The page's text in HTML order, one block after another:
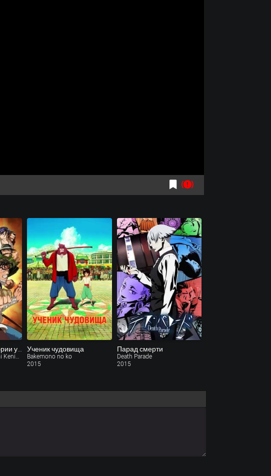
Сильнейший в истории ученик / Сильнейший в истории ученик Кэнъити տարի չկա Ученик чудовища
Bakemono no ko
2015
Парад смерти
Death Parade
2015